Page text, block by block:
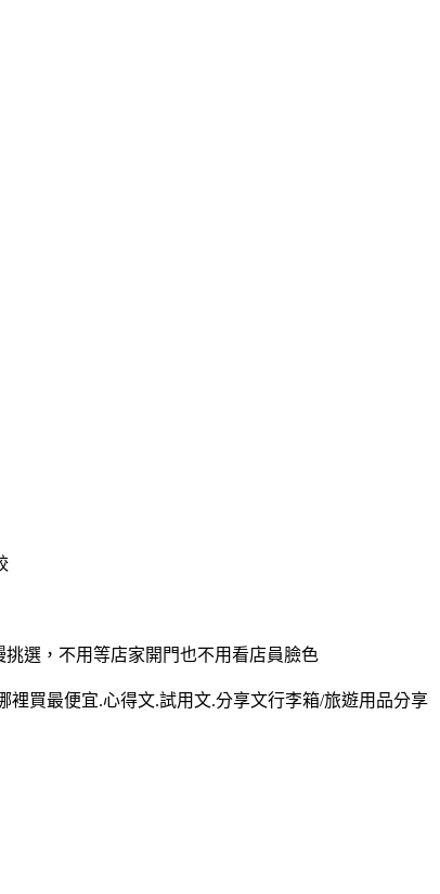
選，不用等店家開門也不用看店員臉色
買最便宜.心得文.試用文.分享文行李箱/旅遊用品分享